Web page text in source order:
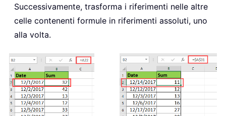
Successivamente, trasforma i riferimenti nelle altre
celle contenenti formule in riferimenti assoluti, uno
alla volta.